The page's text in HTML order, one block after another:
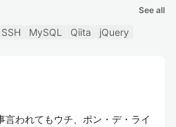
See all
SSH MySQL Qiita jQuery
言われてもウチ、ポン・デ・ライ